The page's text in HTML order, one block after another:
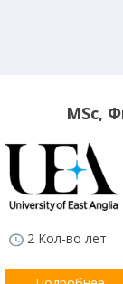
MSc,
2 Кол-во лет